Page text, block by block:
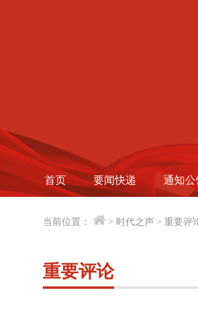
首页 要闻快递 通知公
当前位置： > 时代之声 > 重要评
重要评论